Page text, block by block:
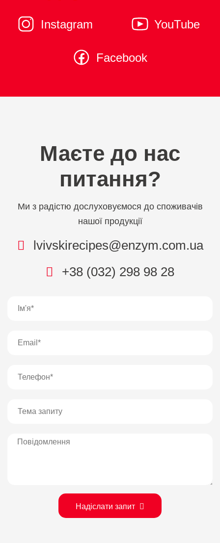
Instagram YouTube
Facebook
Маєте до нас
питання?
Ми з радістю дослуховуємося до споживачів
нашої продукції
lvivskirecipes@enzym.com.ua
+38 (032) 298 98 28
Надіслати запит